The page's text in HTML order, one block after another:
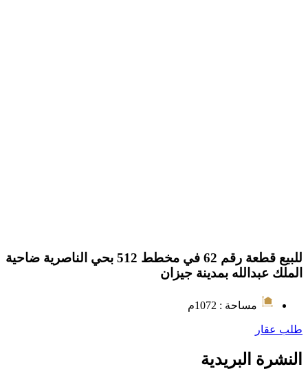
للبيع قطعة رقم 62 في مخطط 512 بحي الناصرية ضاحية
الملك عبدالله بمدينة جيزان
مساحة : 1072م
طلب عقار
النشرة البريدية